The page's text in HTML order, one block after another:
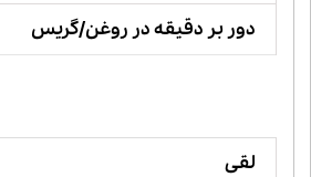
دور بر دقیقه در روغن/گریس
لقی